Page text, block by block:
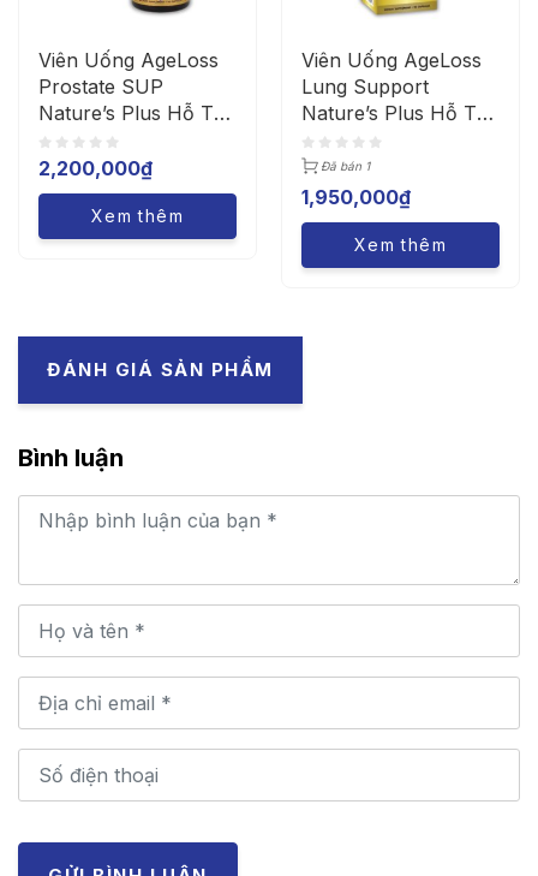
Viên Uống AgeLoss
Prostate SUP
Nature’s Plus Hỗ Trợ
Tuyến Tiền Liệt
(Lọ/90 Viên)
2,200,000₫
Xem thêm
Viên Uống AgeLoss
Lung Support
Nature’s Plus Hỗ Trợ
Bổ Phổi (Lọ 90 Viên)
Đã bán 1
1,950,000₫
Xem thêm
ĐÁNH GIÁ SẢN PHẨM
Bình luận